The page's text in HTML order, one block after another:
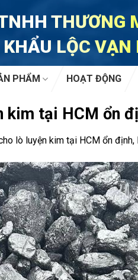
THƯƠNG
LỘC VẠN
PHẨM HOẠT ĐỘNG
kim tại HCM ổn
lò luyện kim tại HCM ổn